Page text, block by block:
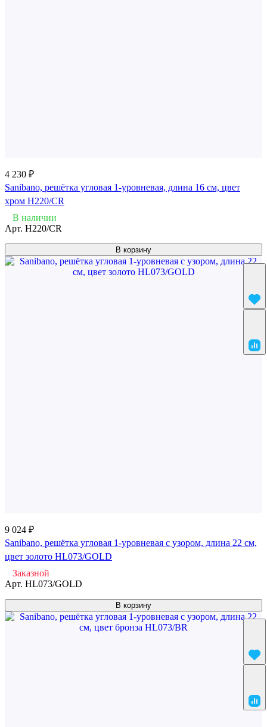
4 230 ₽
Sanibano, решётка угловая 1-уровневая, длина 16 см, цвет
хром H220/CR
В наличии
Арт. H220/CR
В корзину
9 024 ₽
Sanibano, решётка угловая 1-уровневая с узором, длина 22 см,
цвет золото HL073/GOLD
Заказной
Арт. HL073/GOLD
В корзину